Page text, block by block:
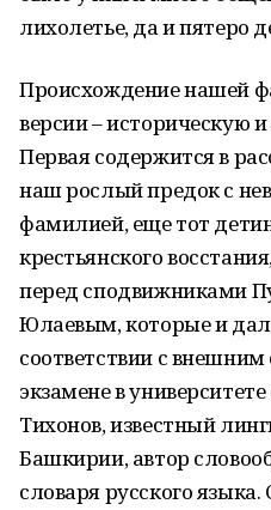
лихолетье, да и пятеро
Происхождение нашей
версии – историческую
Первая содержится в
наш рослый предок с
фамилией, еще тот
крестьянского
перед сподвижниками
Юлаевым, которые и
соответствии с
экзамене в
Тихонов, известный
Башкирии, автор
словаря русского языка.